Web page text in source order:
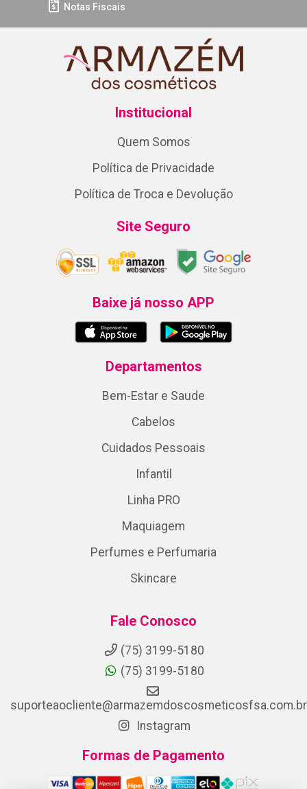
Notas Fiscais
Institucional
Quem Somos
Política de Privacidade
Política de Troca e Devolução
Site Seguro
Baixe já nosso APP
Departamentos
Bem-Estar e Saude
Cabelos
Cuidados Pessoais
Infantil
Linha PRO
Maquiagem
Perfumes e Perfumaria
Skincare
Fale Conosco
(75) 3199-5180
(75) 3199-5180
suporteaocliente@armazemdoscosmeticosfsa.com.br
Instagram
Formas de Pagamento